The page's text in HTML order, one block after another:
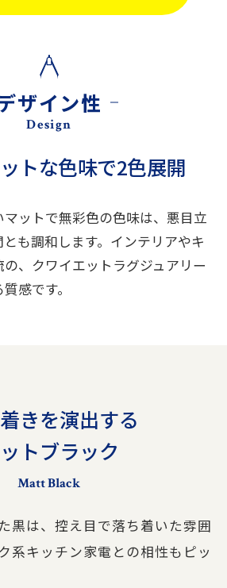
ザイン性
Design
トな色味で2色展開
ットで無彩色の色味は、悪目立
も調和します。インテリアやキ
、クワイエットラグジュアリー
感です。
きを演出する
トブラック
Matt Black
黒は、控え目で落ち着いた雰囲
系キッチン家電との相性もピッ